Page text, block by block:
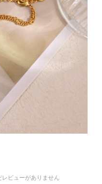
ビューがありません